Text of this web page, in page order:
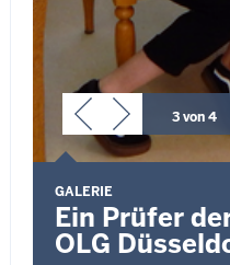
3 von 4
GALERIE
Ein Prüfer
OLG